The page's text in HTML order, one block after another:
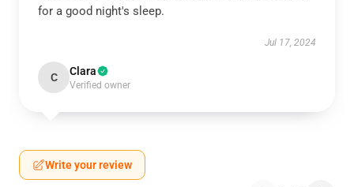
for a good night's sleep.
Jul 17, 2024
C Clara
Verified owner
Write your review